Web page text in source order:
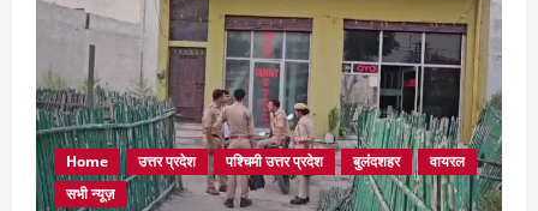
Home उत्तर प्रदेश पश्चिमी उत्तर प्रदेश बुलंदशहर
वायरल
सभी न्यूज़